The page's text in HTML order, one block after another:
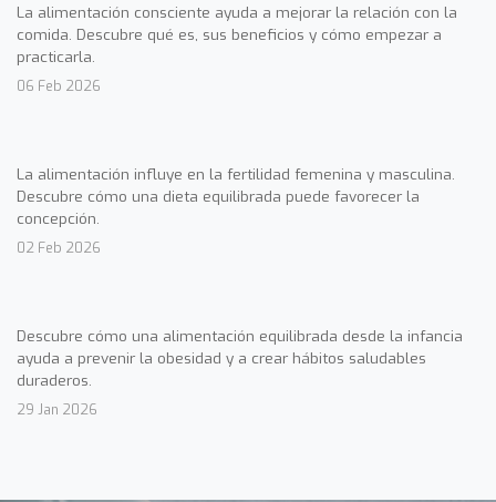
La alimentación consciente ayuda a mejorar la relación con la
comida. Descubre qué es, sus beneficios y cómo empezar a
practicarla.
06 Feb 2026
La alimentación influye en la fertilidad femenina y masculina.
Descubre cómo una dieta equilibrada puede favorecer la
concepción.
02 Feb 2026
Descubre cómo una alimentación equilibrada desde la infancia
ayuda a prevenir la obesidad y a crear hábitos saludables
duraderos.
29 Jan 2026